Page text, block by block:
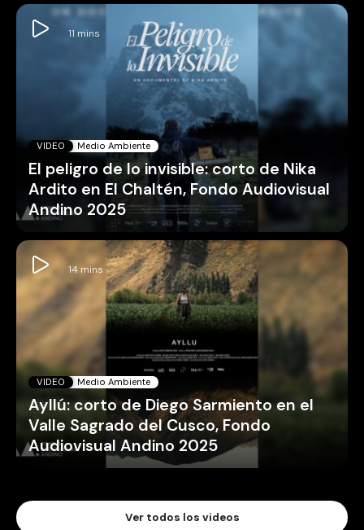
VIDEO Medio Ambiente
El peligro de lo invisible: corto de Nika
Ardito en El Chaltén, Fondo Audiovisual
Andino 2025
VIDEO Medio Ambiente
Ayllú: corto de Diego Sarmiento en el
Valle Sagrado del Cusco, Fondo
Audiovisual Andino 2025
Ver todos los videos